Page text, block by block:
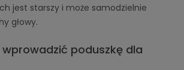
jest starszy i może samodzielnie
głowy.
wprowadzić poduszkę dla